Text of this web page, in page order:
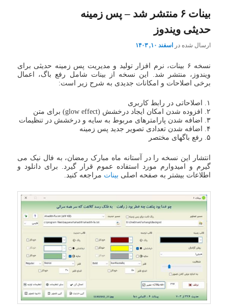
بینات ۶ منتشر شد – پس زمینه
حدیثی ویندوز
ارسال شده دراسفند ۱۰, ۱۴۰۳
نسخه ۶ بینات، نرم افزار تولید و مدیریت پس زمینه حدیثی برای
ویندوز، منتشر شد. این نسخه از بینات شامل رفع باگ، اعمال
برخی اصلاحات و امکانات جدیدی به شرح زیر است:
۱. اصلاحاتی در رابط کاربری
۲. افزوده شدن امکان ایجاد درخشش (glow effect) برای متن
۳. اضافه شدن پارامترهای مربوط به سایه و درخشش در تنظیمات
۴. اضافه شدن تعدادی تصویر جدید پس زمینه
۵. رفع باگهای مختصر
انتشار این نسخه را در آستانه ماه مبارک رمضان، به فال نیک می
گیرم و امیدوارم مورد استفاده عموم قرار گیرد. برای دانلود و
اطلاعات بیشتر به صفحه اصلی بینات مراجعه کنید.